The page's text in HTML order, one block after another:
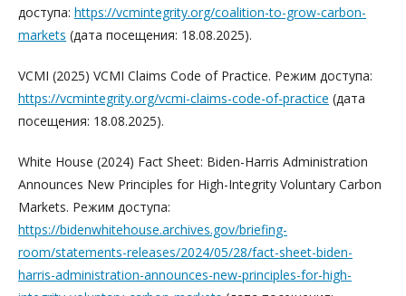
доступа: https://vcmintegrity.org/coalition-to-grow-carbon-
markets (дата посещения: 18.08.2025).
VCMI (2025) VCMI Claims Code of Practice. Режим доступа:
https://vcmintegrity.org/vcmi-claims-code-of-practice (дата
посещения: 18.08.2025).
White House (2024) Fact Sheet: Biden-Harris Administration
Announces New Principles for High-Integrity Voluntary Carbon
Markets. Режим доступа:
https://bidenwhitehouse.archives.gov/briefing-
room/statements-releases/2024/05/28/fact-sheet-biden-
harris-administration-announces-new-principles-for-high-